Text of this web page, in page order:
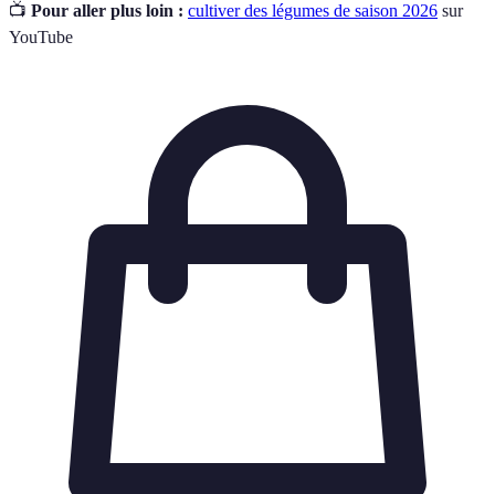
📺 Pour aller plus loin : cultiver des légumes de saison 2026 sur
YouTube